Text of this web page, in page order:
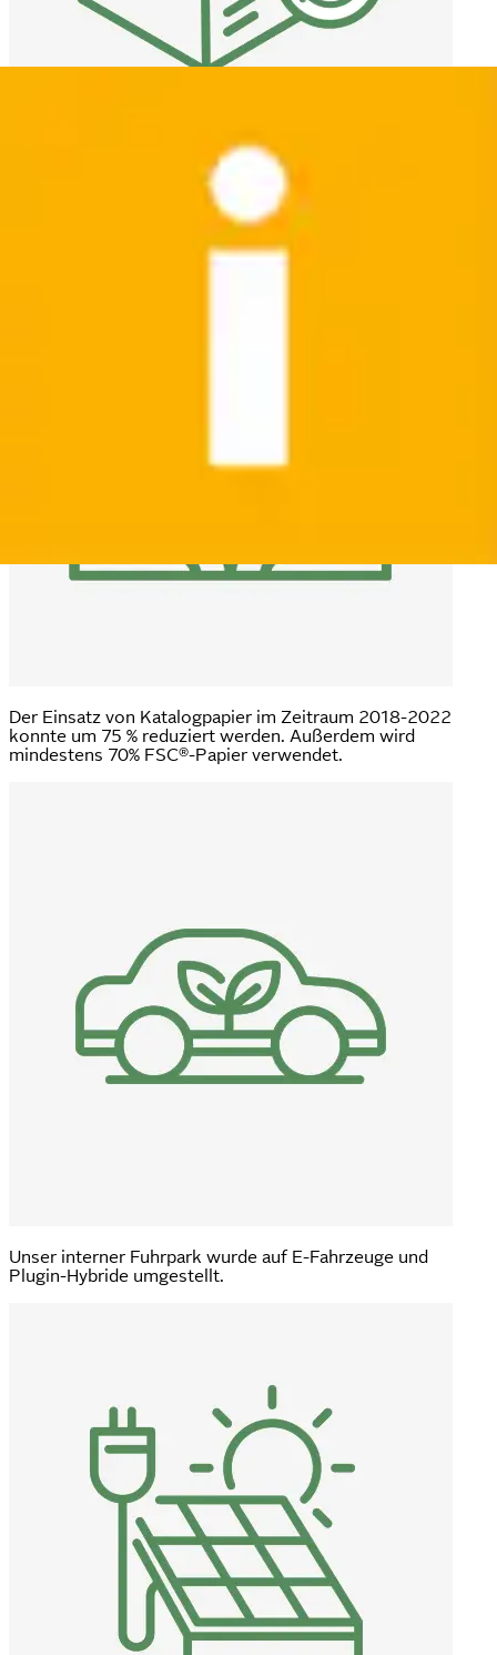
Für den Versand an unsere Kund*innen verwenden wir
Umverpackungen, die zu mindestens 80 % aus recyceltem
Kunststoff oder FSC®-zertifizierter Pappe bestehen.
Der Einsatz von Katalogpapier im Zeitraum 2018-2022
konnte um 75 % reduziert werden. Außerdem wird
mindestens 70% FSC®-Papier verwendet.
Unser interner Fuhrpark wurde auf E-Fahrzeuge und
Plugin-Hybride umgestellt.